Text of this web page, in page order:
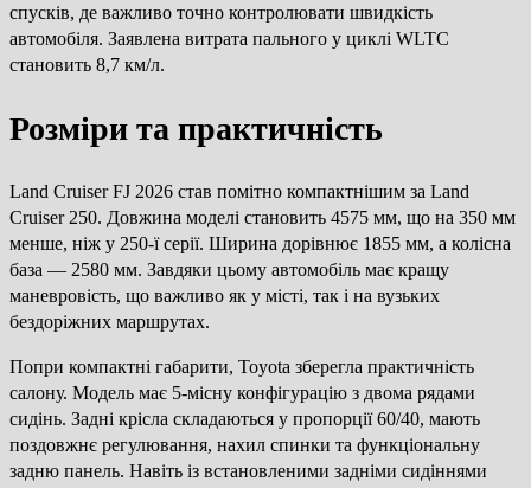
спусків, де важливо точно контролювати швидкість
автомобіля. Заявлена витрата пального у циклі WLTC
становить 8,7 км/л.
Розміри та практичність
Land Cruiser FJ 2026 став помітно компактнішим за Land
Cruiser 250. Довжина моделі становить 4575 мм, що на 350 мм
менше, ніж у 250-ї серії. Ширина дорівнює 1855 мм, а колісна
база — 2580 мм. Завдяки цьому автомобіль має кращу
маневровість, що важливо як у місті, так і на вузьких
бездоріжних маршрутах.
Попри компактні габарити, Toyota зберегла практичність
салону. Модель має 5-місну конфігурацію з двома рядами
сидінь. Задні крісла складаються у пропорції 60/40, мають
поздовжнє регулювання, нахил спинки та функціональну
задню панель. Навіть із встановленими задніми сидіннями